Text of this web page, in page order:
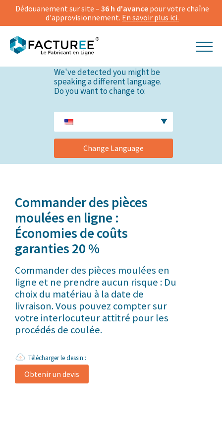
We've detected you might be
speaking a different language.
Do you want to change to:
Change Language
Dédouanement sur site – 36 h d'avance pour votre chaîne
d'approvisionnement. En savoir plus ici.
Commander des pièces
moulées en ligne :
Économies de coûts
garanties 20 %
Commander des pièces moulées en
ligne et ne prendre aucun risque : Du
choix du matériau à la date de
livraison. Vous pouvez compter sur
votre interlocuteur attitré pour les
procédés de coulée.
Télécharger le dessin :
Obtenir un devis